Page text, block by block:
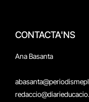
CONTACTA'NS
Ana Basanta